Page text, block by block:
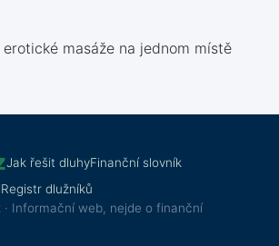
masáže na jednom místě
Jak řešit dluhyFinanční slovník
Registr dlužníků
Informační web, nejde o finanční